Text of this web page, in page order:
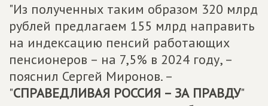
"Из полученных таким образом 320 млрд
рублей предлагаем 155 млрд направить
на индексацию пенсий работающих
пенсионеров – на 7,5% в 2024 году, –
пояснил Сергей Миронов. –
"СПРАВЕДЛИВАЯ РОССИЯ – ЗА ПРАВДУ"